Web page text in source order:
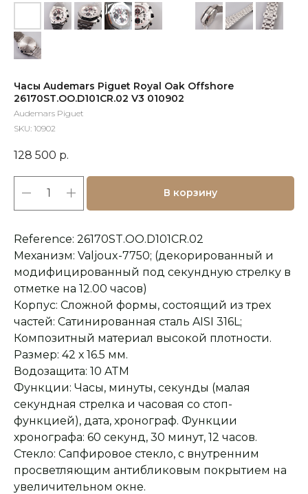
Часы Audemars Piguet Royal Oak Offshore
26170ST.OO.D101CR.02 V3 010902
Audemars Piguet
SKU: 10902
128 500 р.
В корзину
Reference: 26170ST.OO.D101CR.02
Механизм: Valjoux-7750; (декорированный и
модифицированный под секундную стрелку в
отметке на 12.00 часов)
Корпус: Сложной формы, состоящий из трех
частей: Сатинированная сталь AISI 316L;
Композитный материал высокой плотности.
Размер: 42 х 16.5 мм.
Водозащита: 10 ATM
Функции: Часы, минуты, секунды (малая
секундная стрелка и часовая со стоп-
функцией), дата, хронограф. Функции
хронографа: 60 секунд, 30 минут, 12 часов.
Стекло: Сапфировое стекло, с внутренним
просветляющим антибликовым покрытием на
увеличительном окне.